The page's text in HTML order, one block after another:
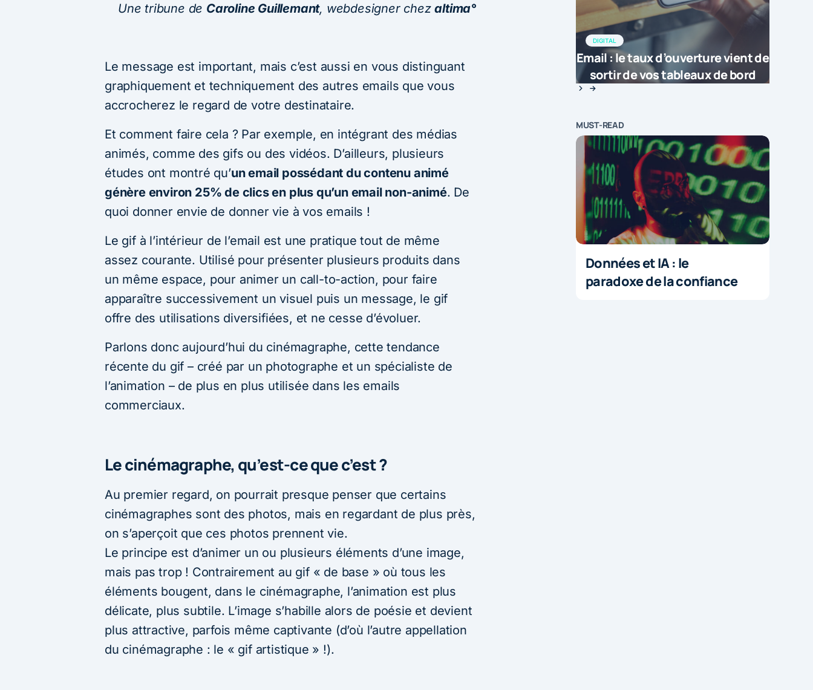
Une tribune de Caroline Guillemant, webdesigner chezaltima°
Le message est important, mais c’est aussi en vous distinguant
graphiquement et techniquement des autres emails que vous
accrocherez le regard de votre destinataire.
Et comment faire cela ? Par exemple, en intégrant des médias
animés, comme des gifs ou des vidéos. D’ailleurs, plusieurs
études ont montré qu’un email possédant du contenu animé
génère environ 25% de clics en plus qu’un email non-animé. De
quoi donner envie de donner vie à vos emails !
Le gif à l’intérieur de l’email est une pratique tout de même
assez courante. Utilisé pour présenter plusieurs produits dans
un même espace, pour animer un call-to-action, pour faire
apparaître successivement un visuel puis un message, le gif
offre des utilisations diversifiées, et ne cesse d’évoluer.
Parlons donc aujourd’hui du cinémagraphe, cette tendance
récente du gif – créé par un photographe et un spécialiste de
l’animation – de plus en plus utilisée dans les emails
commerciaux.
Le cinémagraphe, qu’est-ce que c’est ?
Au premier regard, on pourrait presque penser que certains
cinémagraphes sont des photos, mais en regardant de plus près,
on s’aperçoit que ces photos prennent vie.
Le principe est d’animer un ou plusieurs éléments d’une image,
mais pas trop ! Contrairement au gif « de base » où tous les
éléments bougent, dans le cinémagraphe, l’animation est plus
délicate, plus subtile. L’image s’habille alors de poésie et devient
plus attractive, parfois même captivante (d’où l’autre appellation
du cinémagraphe : le « gif artistique » !).
DIGITAL
Email : le taux d’ouverture vient de
sortir de vos tableaux de bord
MUST-READ
Données et IA : le
paradoxe de la confiance